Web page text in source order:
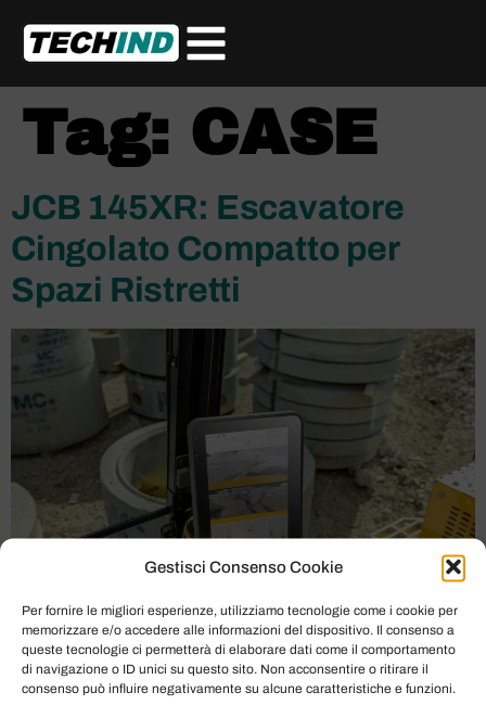
Gestisci Consenso Cookie
Per fornire le migliori esperienze, utilizziamo tecnologie come i cookie per
memorizzare e/o accedere alle informazioni del dispositivo. Il consenso a
queste tecnologie ci permetterà di elaborare dati come il comportamento
di navigazione o ID unici su questo sito. Non acconsentire o ritirare il
consenso può influire negativamente su alcune caratteristiche e funzioni.
Tag: CASE
JCB 145XR: Escavatore
Cingolato Compatto per
Spazi Ristretti
GUARDA IL VIDEO: DP0128 145X 1920×1080 FINAL
Nel dinamico mondo dell’edilizia e dei lavori in cantiere,